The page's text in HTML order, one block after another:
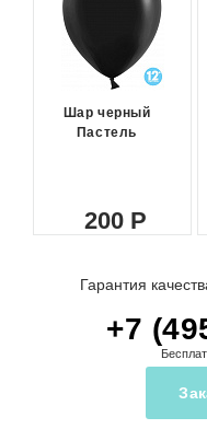
Шар черный
Пастель
200
Гарантия
+7